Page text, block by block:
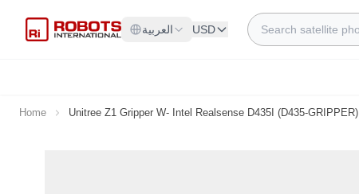
العربية USD
Search
Home Unitree Z1 Gripper W- Intel Realsense D435I (D435-GRIPPER)